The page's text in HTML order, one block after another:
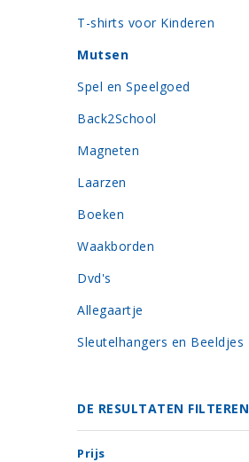
T-shirts voor Kinderen
Mutsen
Spel en Speelgoed
Back2School
Magneten
Laarzen
Boeken
Waakborden
Dvd's
Allegaartje
Sleutelhangers en Beeldjes
DE RESULTATEN FILTEREN
Prijs